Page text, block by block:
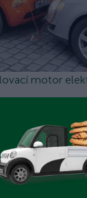
motor